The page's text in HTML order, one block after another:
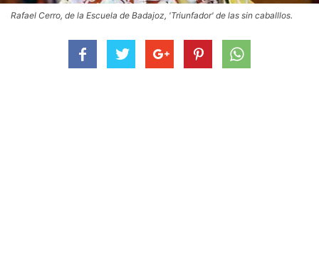
Rafael Cerro, de la Escuela de Badajoz, 'Triunfador' de las sin caballlos.